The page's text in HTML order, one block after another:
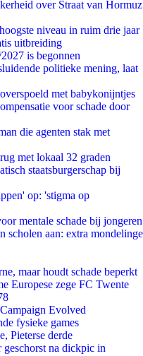
over Straat van Hormuz
niveau in ruim drie jaar
uitbreiding
is begonnen
politieke mening, laat
met babykonijntjes
voor schade door
die agenten stak met
met lokaal 32 graden
staatsburgerschap bij
op: 'stigma op
mentale schade bij jongeren
scholen aan: extra mondelinge
maar houdt schade beperkt
Europese zege FC Twente
Evolved
fysieke games
Pieterse derde
na dickpic in